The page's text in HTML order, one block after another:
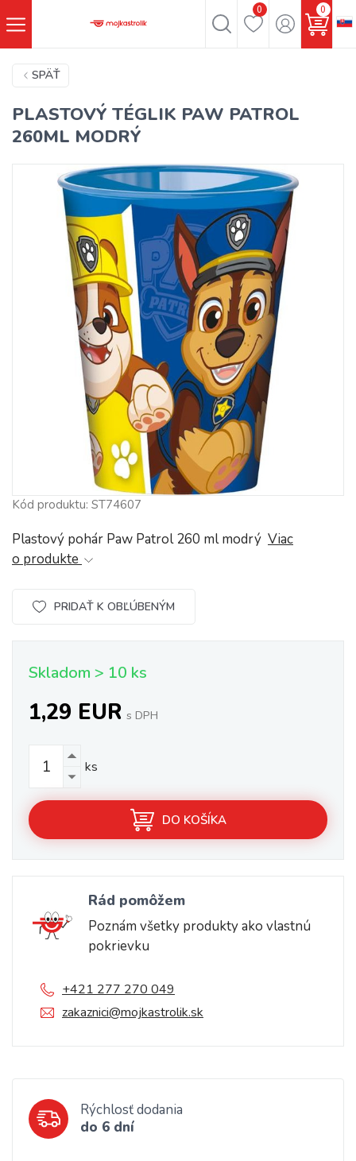
0 0
SPÄŤ
PLASTOVÝ TÉGLIK PAW PATROL
260ML MODRÝ
Kód produktu: ST74607
Plastový pohár Paw Patrol 260 ml modrý Viac
o produkte
PRIDAŤ K OBĽÚBENÝM
Skladom > 10 ks
1,29 EUR s DPH
ks
DO KOŠÍKA
Rád pomôžem
Poznám všetky produkty ako vlastnú
pokrievku
+421 277 270 049
zakaznici@mojkastrolik.sk
Rýchlosť dodania
do 6 dní